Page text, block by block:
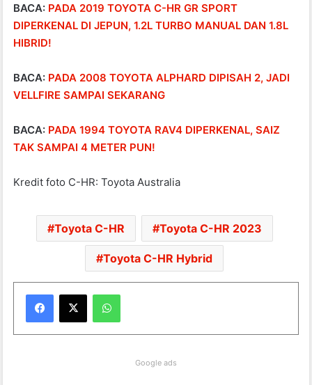
BACA: PADA 2019 TOYOTA C-HR GR SPORT
DIPERKENAL DI JEPUN, 1.2L TURBO MANUAL DAN 1.8L
HIBRID!
BACA: PADA 2008 TOYOTA ALPHARD DIPISAH 2, JADI
VELLFIRE SAMPAI SEKARANG
BACA: PADA 1994 TOYOTA RAV4 DIPERKENAL, SAIZ
TAK SAMPAI 4 METER PUN!
Kredit foto C-HR: Toyota Australia
Toyota C-HR Toyota C-HR 2023
Toyota C-HR Hybrid
Google ads